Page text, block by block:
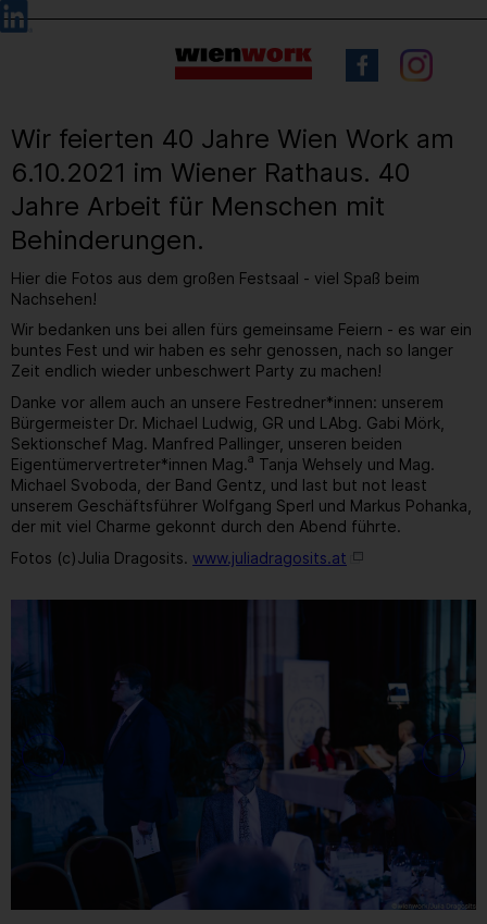
Barrierefreie
Bedienung
Sprachauswahl
Wir feierten 40 Jahre Wien Work am
6.10.2021 im Wiener Rathaus. 40
Jahre Arbeit für Menschen mit
Behinderungen.
Hier die Fotos aus dem großen Festsaal - viel Spaß beim
Nachsehen!
Wir bedanken uns bei allen fürs gemeinsame Feiern - es war ein
buntes Fest und wir haben es sehr genossen, nach so langer
Zeit endlich wieder unbeschwert Party zu machen!
Danke vor allem auch an unsere Festredner*innen: unserem
Bürgermeister Dr. Michael Ludwig, GR und LAbg. Gabi Mörk,
Sektionschef Mag. Manfred Pallinger, unseren beiden
Eigentümervertreter*innen Mag.a Tanja Wehsely und Mag.
Michael Svoboda, der Band Gentz, und last but not least
unserem Geschäftsführer Wolfgang Sperl und Markus Pohanka,
der mit viel Charme gekonnt durch den Abend führte.
Fotos (c)Julia Dragosits. www.juliadragosits.at